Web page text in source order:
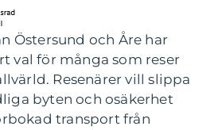
Östersund och Åre har
val för många som reser
Resenärer vill slippa
byten och osäkerhet
transport från